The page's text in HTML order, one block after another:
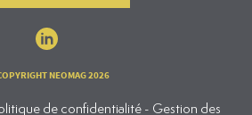
NEOMAG 2026
de confidentialité - Gestion des